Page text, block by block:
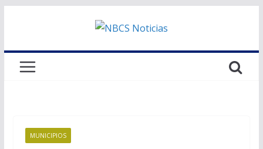
MUNICIPIOS